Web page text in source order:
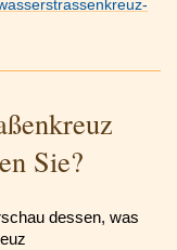
dessen, was